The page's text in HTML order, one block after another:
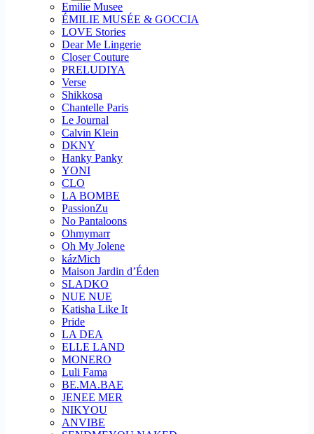
Emilie Musee
ÉMILIE MUSÉE & GOCCIA
LOVE Stories
Dear Me Lingerie
Closer Couture
PRELUDIYA
Verse
Shikkosa
Chantelle Paris
Le Journal
Calvin Klein
DKNY
Hanky Panky
YONI
CLO
LA BOMBE
PassionZu
No Pantaloons
Ohmymarr
Oh My Jolene
kázMich
Maison Jardin d’Éden
SLADKO
NUE NUE
Katisha Like It
Pride
LA DEA
ELLE LAND
MONERO
Luli Fama
BE.MA.BAE
JENEE MER
NIKYOU
ANVIBE